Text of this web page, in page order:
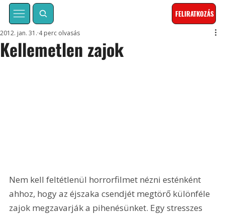
FELIRATKOZÁS
Kellemetlen zajok
2012. jan. 31. 4 perc olvasás
Nem kell feltétlenül horrorfilmet nézni esténként
ahhoz, hogy az éjszaka csendjét megtörő különféle
zajok megzavarják a pihenésünket. Egy stresszes